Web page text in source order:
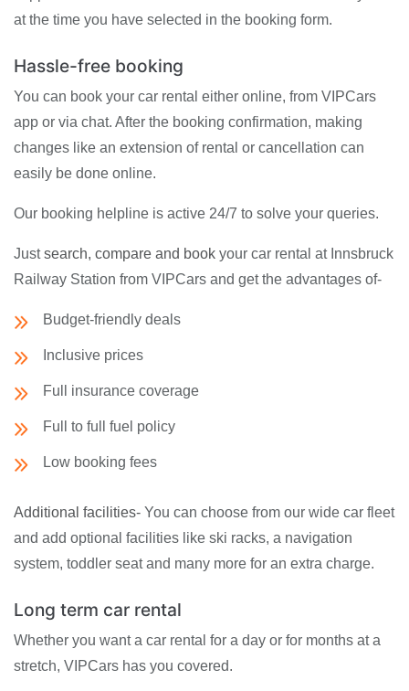
at the time you have selected in the booking form.
Hassle-free booking
You can book your car rental either online, from VIPCars
app or via chat. After the booking confirmation, making
changes like an extension of rental or cancellation can
easily be done online.
Our booking helpline is active 24/7 to solve your queries.
Justsearch, compare and book your car rental at Innsbruck
Railway Station from VIPCars and get the advantages of-
Budget-friendly deals
Inclusive prices
Full insurance coverage
Full to full fuel policy
Low booking fees
Additional facilities- You can choose from our wide car fleet
and add optional facilities like ski racks, a navigation
system, toddler seat and many more for an extra charge.
Long term car rental
Whether you want a car rental for a day or for months at a
stretch, VIPCars has you covered.